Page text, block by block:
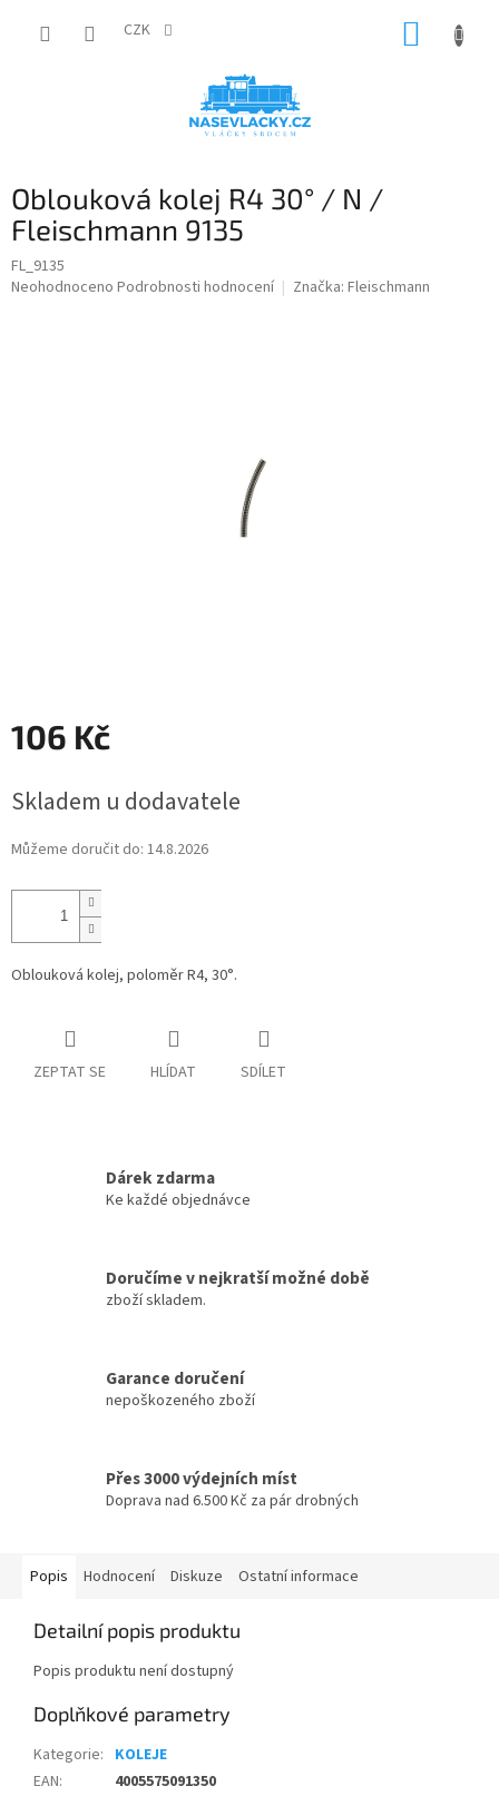
CZK
Oblouková kolej R4 30° / N /
Fleischmann 9135
FL_9135
Průměrné
Neohodnoceno Podrobnosti hodnocení Značka: Fleischmann
106 Kč
cena:
Skladem u dodavatele
Můžeme doručit do: 14.8.2026
Oblouková kolej, poloměr R4, 30°.
ZEPTAT SE HLÍDAT SDÍLET
Dárek zdarma
Ke každé objednávce
Doručíme v nejkratší možné době
zboží skladem.
Garance doručení
nepoškozeného zboží
Přes 3000 výdejních míst
Doprava nad 6.500 Kč za pár drobných
Popis Hodnocení Diskuze Ostatní informace
Detailní popis produktu
Popis produktu není dostupný
Doplňkové parametry
Kategorie: KOLEJE
EAN: 4005575091350